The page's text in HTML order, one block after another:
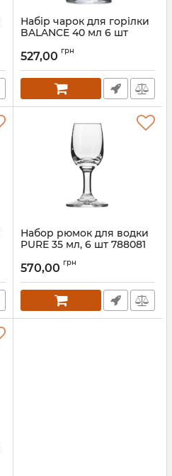
Набір чарок для горілки
BALANCE 40 мл 6 шт
Артикул: 789262
527,00 грн
Набор рюмок для водки
PURE 35 мл, 6 шт 788081
570,00 грн